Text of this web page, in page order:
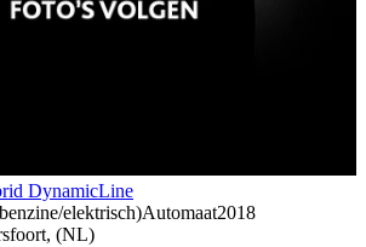
DynamicLine
elektrisch)Automaat2018
(NL)